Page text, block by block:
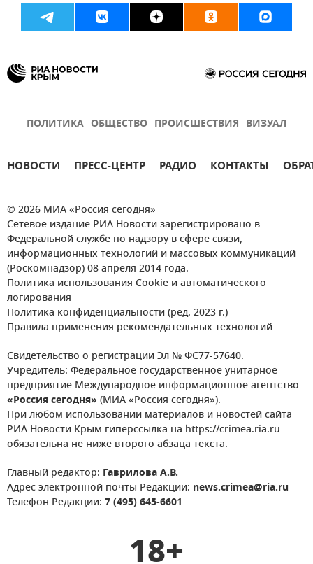
ПОЛИТИКА ОБЩЕСТВО ПРОИСШЕСТВИЯ ВИЗУАЛ
НОВОСТИ ПРЕСС-ЦЕНТР РАДИО КОНТАКТЫ
© 2026 МИА «Россия сегодня»
Сетевое издание РИА Новости зарегистрировано в
Федеральной службе по надзору в сфере связи,
информационных технологий и массовых коммуникаций
(Роскомнадзор) 08 апреля 2014 года.
Политика использования Cookie и автоматического
логирования
Политика конфиденциальности (ред. 2023 г.)
Правила применения рекомендательных технологий
Свидетельство о регистрации Эл № ФС77-57640.
Учредитель: Федеральное государственное унитарное
предприятие Международное информационное агентство
«Россия сегодня» (МИА «Россия сегодня»).
При любом использовании материалов и новостей сайта
РИА Новости Крым гиперссылка на https://crimea.ria.ru
обязательна не ниже второго абзаца текста.
Главный редактор: Гаврилова А.В.
Адрес электронной почты Редакции: news.crimea@ria.ru
Телефон Редакции: 7 (495) 645-6601